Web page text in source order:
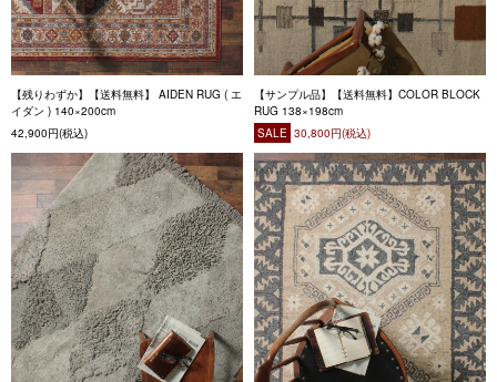
【残りわずか】【送料無料】 AIDEN RUG ( エ
イダン ) 140×200cm
42,900円(税込)
【サンプル品】【送料無料】COLOR BLOCK
RUG 138×198cm
SALE 30,800円(税込)